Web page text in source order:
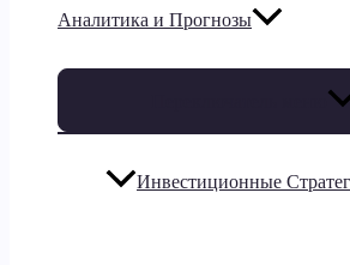
Аналитика и Прогнозы
Инвестиционные